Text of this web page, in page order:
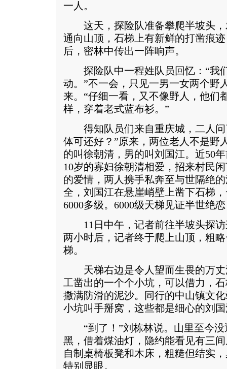
一人。
这天，探险队准备攀爬半坡头，
通向山顶，石梯上有新鲜的打凿痕
后，密林中传出一阵响声。
探险队中一程姓队员回忆：“我
动。”不一会，只见一男一女两个野
来。“仔细一看，又不像野人，他们
样，穿着老式蓝布衫。”
得知队员们来自重庆城，二人问
体可还好？”原来，两位老人不是野
的叫徐朝清，男的叫刘国江。近50
10岁的寡妇徐朝清相爱，招来村民
的爱情，两人携手私奔至与世隔绝
全，刘国江在悬崖峭壁上凿下石梯
6000多级。6000级天梯见证半世绝恋
11日中午，记者前往半坡头探访
两小时后，记者终于爬上山顶，粗
梯。
天梯右边是令人望而生畏的万丈
工凿出的一个个小坑，可以借力，
撒满防滑的泥沙。同行的中山镇文
小坑叫手掰窝，这些都是细心的刘
“到了！”刘栋林说。山里至今没
黑，借着煤油灯，隐约能看见有三
自制桌椅板凳和木床，粗糙但结实
特别显眼。